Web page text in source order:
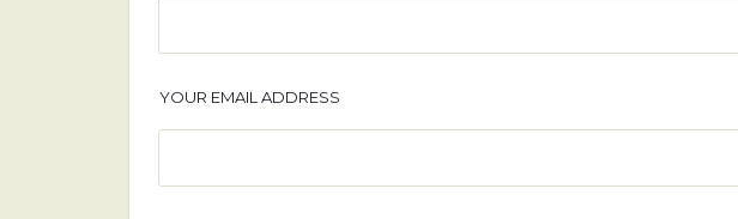
YOUR EMAIL ADDRESS